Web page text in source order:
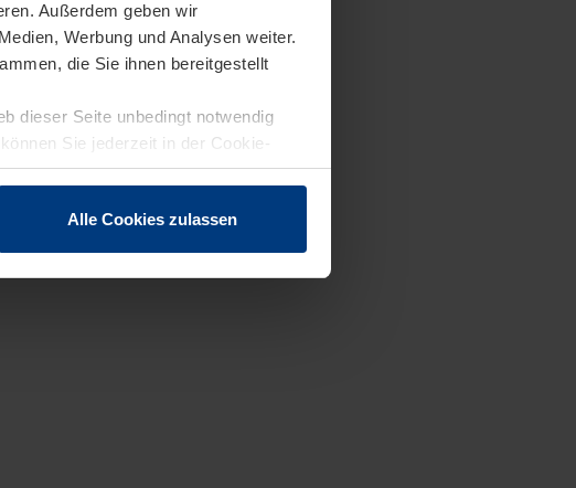
Außerdem geben wir
Werbung und Analysen weiter.
die Sie ihnen bereitgestellt
dieser Seite unbedingt notwendig
Sie jederzeit in der Cookie-
Alle Cookies zulassen